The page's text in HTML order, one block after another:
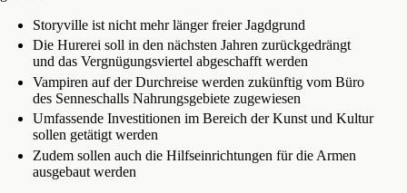
Storyville ist nicht mehr länger freier Jagdgrund
Die Hurerei soll in den nächsten Jahren zurückgedrängt
und das Vergnügungsviertel abgeschafft werden
Vampiren auf der Durchreise werden zukünftig vom Büro
des Senneschalls Nahrungsgebiete zugewiesen
Umfassende Investitionen im Bereich der Kunst und Kultur
sollen getätigt werden
Zudem sollen auch die Hilfseinrichtungen für die Armen
ausgebaut werden